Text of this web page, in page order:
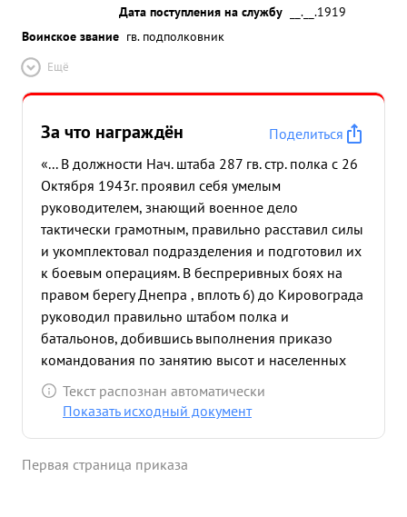
Дата поступления на службу
__.__.1919
Воинское звание гв. подполковник
Ещё
За что награждён
Поделиться
«... В должности Нач. штаба 287 гв. стр. полка с 26
Октября 1943г. проявил себя умелым
руководителем, знающий военное дело
тактически грамотным, правильно расставил силы
и укомплектовал подразделения и подготовил их
к боевым операциям. В беспреривных боях на
правом берегу Днепра , вплоть 6) до Кировограда
руководил правильно штабом полка и
батальонов, добившись выполнения приказо
командования по занятию высот и населенных
пунктов Решительно и смело в боевой обстановке
в нужные моменты появлялся в боевых
задач. При его руководстве штабами полком были
Текст распознан автоматически
Показать исходный документ
Первая страница приказа